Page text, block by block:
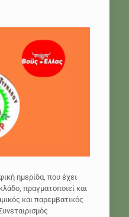
ημερίδα, που έχει
πραγματοποιεί και
και παρεμβατικός